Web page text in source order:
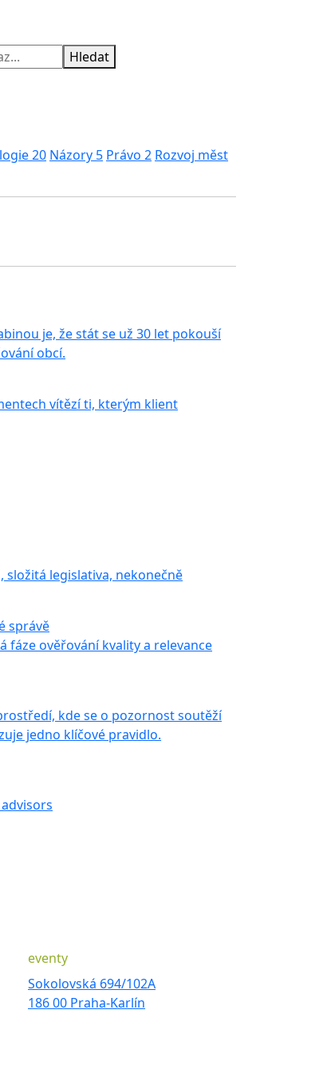
Hledat
20 Názory 5 Právo 2 Rozvoj měst
je, že stát se už 30 let pokouší
obcí.
vítězí ti, kterým klient
složitá legislativa, nekonečně
správě
fáze ověřování kvality a relevance
kde se o pozornost soutěží
jedno klíčové pravidlo.
advisors
eventy
Sokolovská 694/102A
186 00 Praha-Karlín